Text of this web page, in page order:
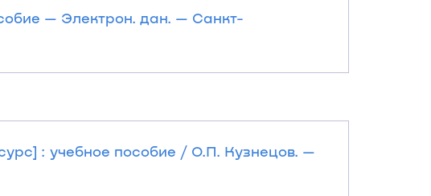
— Электрон. дан. — Санкт-
: учебное пособие / О.П. Кузнецов. —